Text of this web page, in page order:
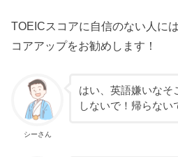
TOEICスコアに自信のない人に
コアアップをお勧めします！
シーさん
はい、英語嫌いなそ
しないで！帰らない